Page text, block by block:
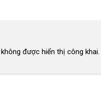
được hiển thị công khai.